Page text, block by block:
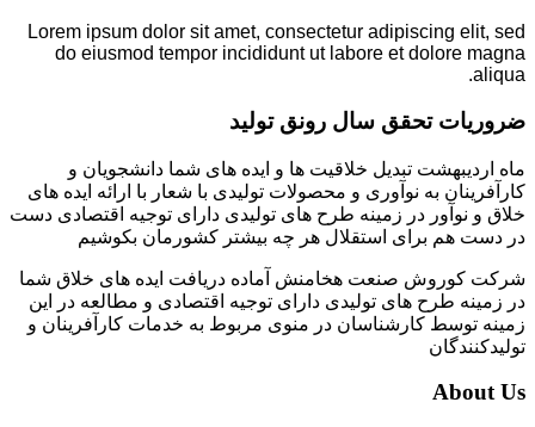
Lorem ipsum dolor sit amet, consectetur adipiscing elit, sed
do eiusmod tempor incididunt ut labore et dolore magna
aliqua.
ضروریات تحقق سال رونق تولید
ماه اردیبهشت تبدیل خلاقیت ها و ایده های شما دانشجویان و
کارآفرینان به نوآوری و محصولات تولیدی با شعار با ارائه ایده های
خلاق و نوآور در زمینه طرح های تولیدی دارای توجیه اقتصادی دست
در دست هم برای استقلال هر چه بیشتر کشورمان بکوشیم
شرکت کوروش صنعت هخامنش آماده دریافت ایده های خلاق شما
در زمینه طرح های تولیدی دارای توجیه اقتصادی و مطالعه در این
زمینه توسط کارشناسان در منوی مربوط به خدمات کارآفرینان و
تولیدکنندگان
About Us